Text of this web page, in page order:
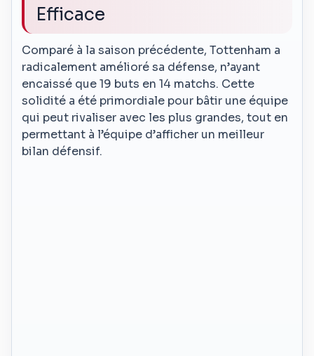
Efficace
Comparé à la saison précédente, Tottenham a
radicalement amélioré sa défense, n’ayant
encaissé que 19 buts en 14 matchs. Cette
solidité a été primordiale pour bâtir une équipe
qui peut rivaliser avec les plus grandes, tout en
permettant à l’équipe d’afficher un meilleur
bilan défensif.